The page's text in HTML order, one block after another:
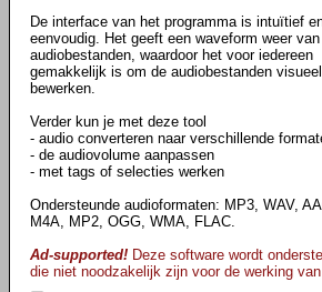
De interface van het programma is intuïtief
eenvoudig. Het geeft een waveform weer
audiobestanden, waardoor het voor iedereen
gemakkelijk is om de audiobestanden
bewerken.
Verder kun je met deze tool
- audio converteren naar verschillende
- de audiovolume aanpassen
- met tags of selecties werken
Ondersteunde audioformaten: MP3, WAV,
M4A, MP2, OGG, WMA, FLAC.
Ad-supported! Deze software wordt
die niet noodzakelijk zijn voor de werking